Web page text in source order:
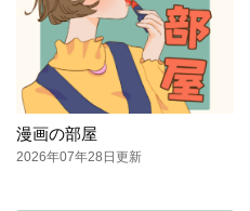
漫画の部屋
2026年07年28日更新